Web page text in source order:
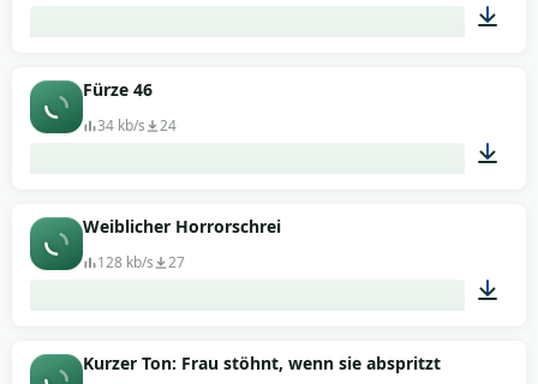
Fürze 46
34 kb/s 24
Weiblicher Horrorschrei
128 kb/s 27
Kurzer Ton: Frau stöhnt, wenn sie abspritzt